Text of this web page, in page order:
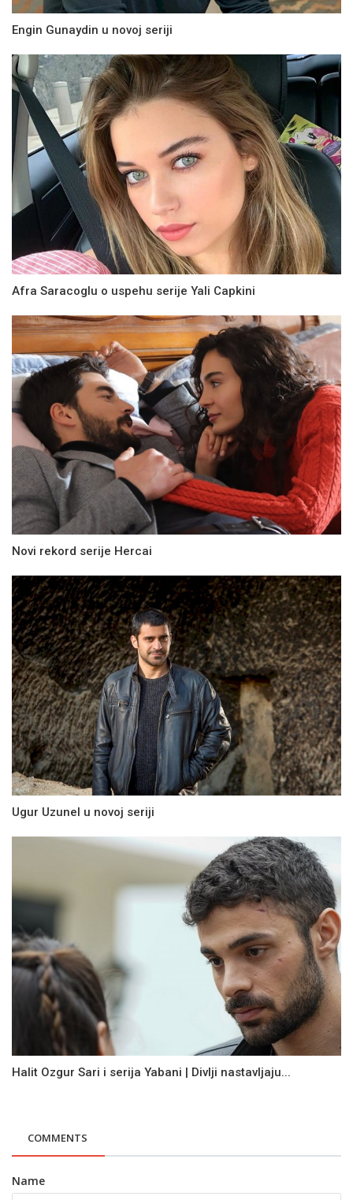
Engin Gunaydin u novoj seriji
Afra Saracoglu o uspehu serije Yali Capkini
Novi rekord serije Hercai
Ugur Uzunel u novoj seriji
Halit Ozgur Sari i serija Yabani | Divlji nastavljaju...
COMMENTS
Name